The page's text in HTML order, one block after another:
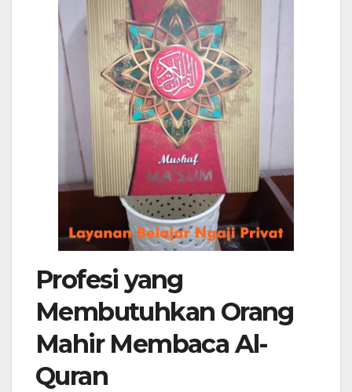
Profesi yang
Membutuhkan Orang
Mahir Membaca Al-
Quran